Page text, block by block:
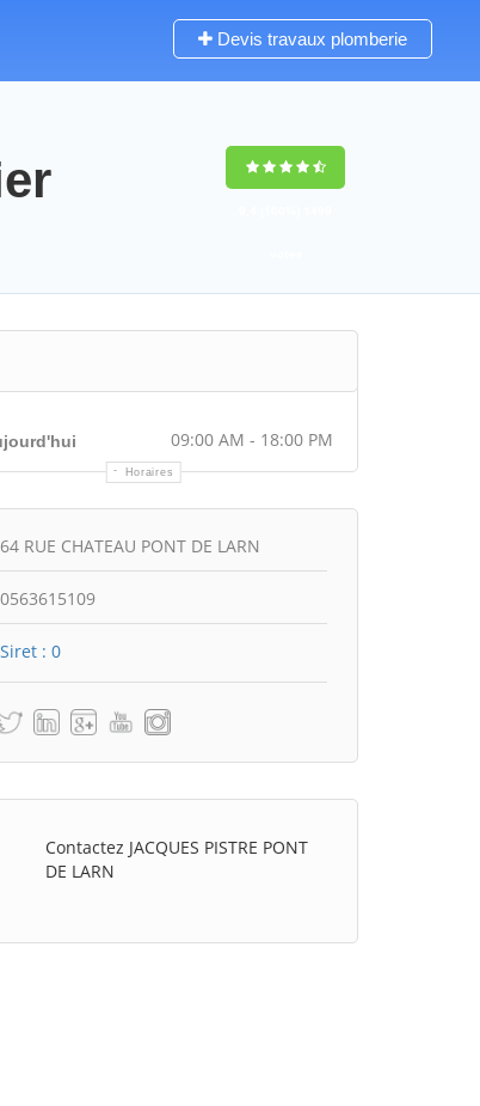
Devis travaux plomberie
09:00 AM - 18:00 PM
Horaires
64 RUE CHATEAU PONT DE LARN
0563615109
Siret : 0
Contactez JACQUES PISTRE PONT
DE LARN